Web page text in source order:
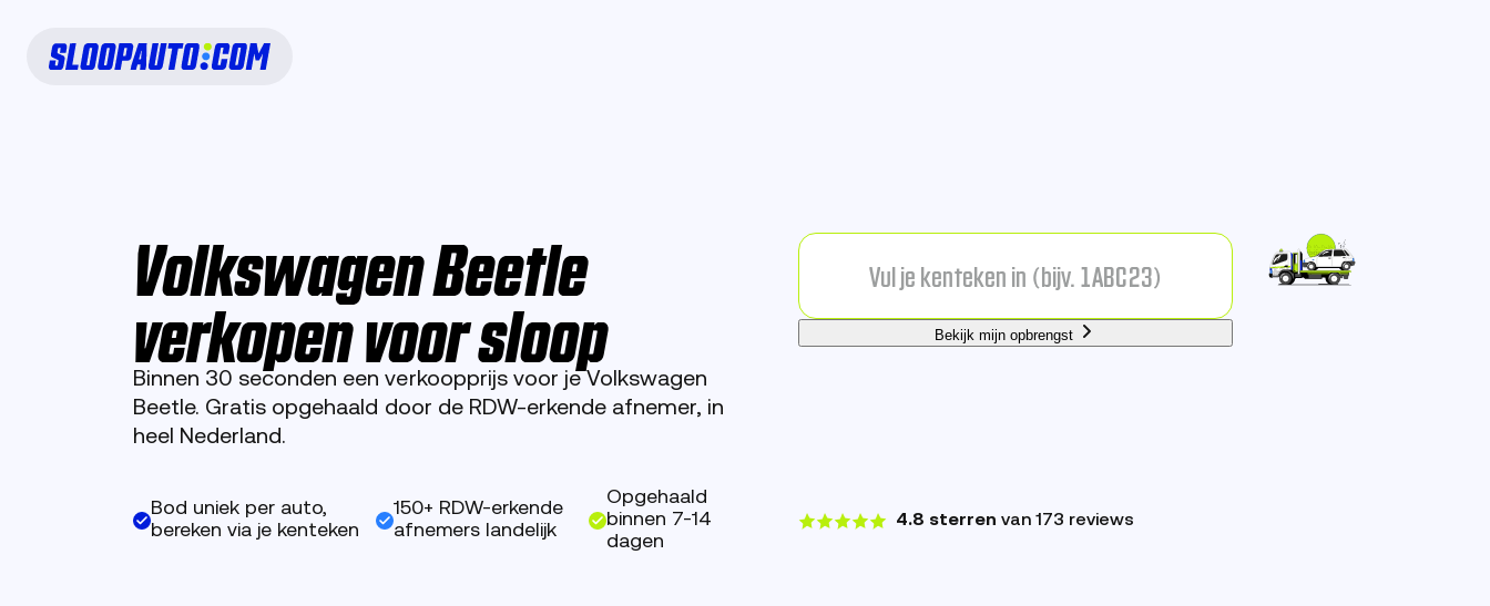
Volkswagen Beetle
verkopen voor sloop
Binnen 30 seconden een verkoopprijs voor je Volkswagen
Beetle. Gratis opgehaald door de RDW-erkende afnemer, in
heel Nederland.
Bekijk mijn opbrengst
Bod uniek per auto,
bereken via je kenteken
150+ RDW-erkende
afnemers landelijk
Opgehaald
binnen 7-14
dagen
4.8 sterren van 173 reviews